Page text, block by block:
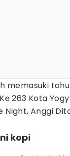
memasuki
263 Kota
Anggi
kopi